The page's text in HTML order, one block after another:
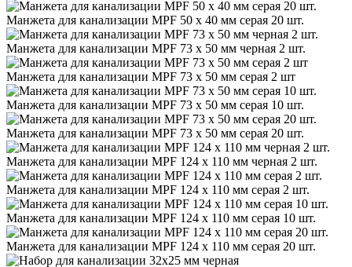
Манжета для канализации MPF 50 х 40 мм серая 20 шт.
Манжета для канализации MPF 73 х 50 мм черная 2 шт.
Манжета для канализации MPF 73 х 50 мм серая 2 шт
Манжета для канализации MPF 73 х 50 мм серая 10 шт.
Манжета для канализации MPF 73 х 50 мм серая 20 шт.
Манжета для канализации MPF 124 х 110 мм черная 2 шт.
Манжета для канализации MPF 124 х 110 мм серая 2 шт.
Манжета для канализации MPF 124 х 110 мм серая 10 шт.
Манжета для канализации MPF 124 х 110 мм серая 20 шт.